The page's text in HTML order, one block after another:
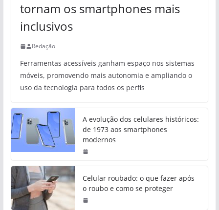
tornam os smartphones mais
inclusivos
Redação
Ferramentas acessíveis ganham espaço nos sistemas
móveis, promovendo mais autonomia e ampliando o
uso da tecnologia para todos os perfis
A evolução dos celulares históricos:
de 1973 aos smartphones
modernos
Celular roubado: o que fazer após
o roubo e como se proteger